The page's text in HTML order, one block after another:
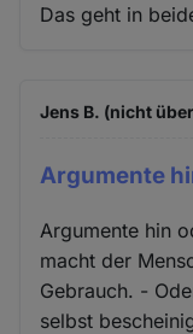
Das geht in
Jens B. (nicht
Argumente
Argumente hin
macht der
Gebrauch. -
selbst